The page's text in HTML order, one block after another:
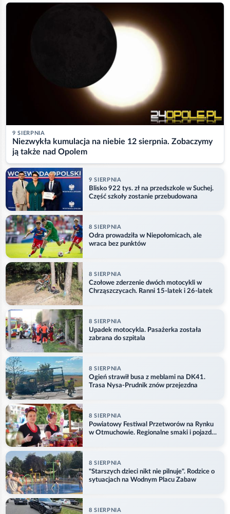
9 SIERPNIA
Niezwykła kumulacja na niebie 12 sierpnia. Zobaczymy
ją także nad Opolem
9 SIERPNIA
Blisko 922 tys. zł na przedszkole w Suchej.
Część szkoły zostanie przebudowana
8 SIERPNIA
Odra prowadziła w Niepołomicach, ale
wraca bez punktów
8 SIERPNIA
Czołowe zderzenie dwóch motocykli w
Chrząszczycach. Ranni 15-latek i 26-latek
8 SIERPNIA
Upadek motocykla. Pasażerka została
zabrana do szpitala
8 SIERPNIA
Ogień strawił busa z meblami na DK41.
Trasa Nysa-Prudnik znów przejezdna
8 SIERPNIA
Powiatowy Festiwal Przetworów na Rynku
w Otmuchowie. Regionalne smaki i pojazdy
8 SIERPNIA
"Starszych dzieci nikt nie pilnuje". Rodzice o
sytuacjach na Wodnym Placu Zabaw
8 SIERPNIA